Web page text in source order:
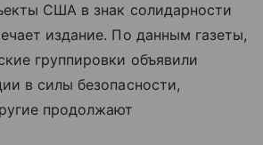
США в знак солидарности
издание. По данным газеты,
группировки объявили
в силы безопасности,
продолжают